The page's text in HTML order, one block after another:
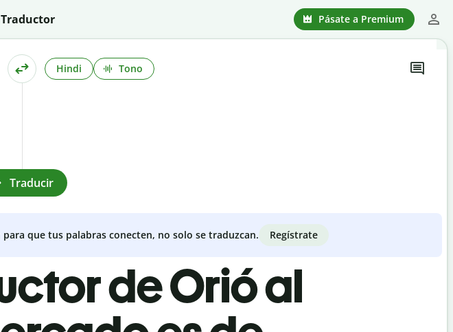
Pásate a Premium
Hindi Tono
Traducir
que tus palabras conecten, no solo se traduzcan. Regístrate
de Orió al